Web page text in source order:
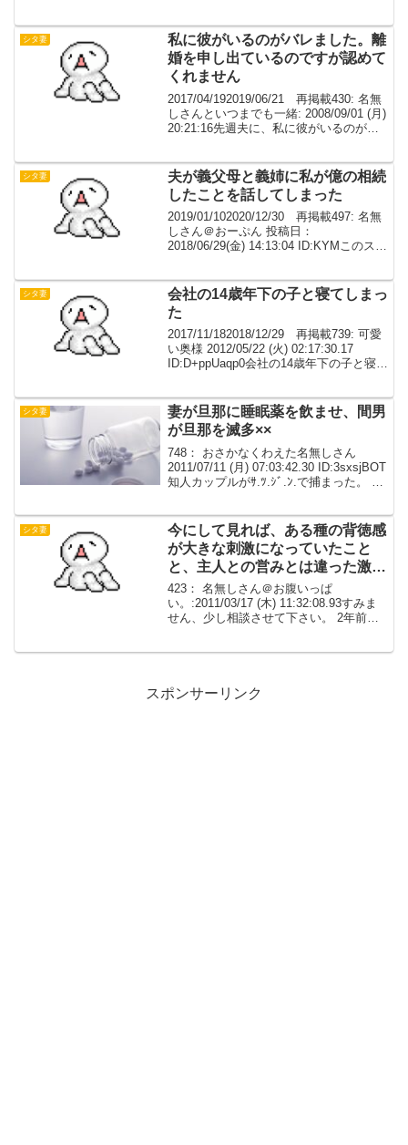
飲みに行く約...
シタ妻
私に彼がいるのがバレました。離
婚を申し出ているのですが認めて
くれません
2017/04/192019/06/21 再掲載430: 名無
しさんといつまでも一緒: 2008/09/01 (月)
20:21:16先週夫に、私に彼がいるのがバ
めてくれ...
シタ妻
夫が義父母と義姉に私が億の相続
したことを話してしまった
2019/01/102020/12/30 再掲載497: 名無
しさん＠おーぷん 投稿日：
2018/06/29(金) 14:13:04 ID:KYMこのスレ
ってるので一人...
シタ妻
会社の14歳年下の子と寝てしまっ
た
2017/11/182018/12/29 再掲載739: 可愛
い奥様 2012/05/22 (火) 02:17:30.17
ID:D+ppUaqp0会社の14歳年下の子と寝て
シタ妻
妻が旦那に睡眠薬を飲ませ、間男
が旦那を滅多××
748： おさかなくわえた名無しさん
2011/07/11 (月) 07:03:42.30 ID:3sxsjBOT
知人カップルがｻ.ﾂ.ｼﾞ.ﾝ.で捕まった。 物
201...
シタ妻
今にして見れば、ある種の背徳感
が大きな刺激になっていたこと
と、主人との営みとは違った激し
い関係が媚薬のような効果があっ
た
423： 名無しさん＠お腹いっぱ
い。:2011/03/17 (木) 11:32:08.93すみま
せん、少し相談させて下さい。 2年前に
スポンサーリンク